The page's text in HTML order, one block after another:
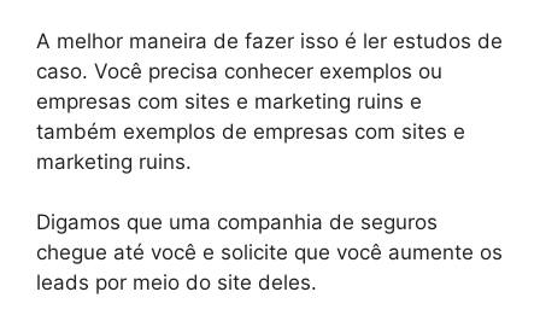
A melhor maneira de fazer isso é ler estudos de
caso. Você precisa conhecer exemplos ou
empresas com sites e marketing ruins e
também exemplos de empresas com sites e
marketing ruins.
Digamos que uma companhia de seguros
chegue até você e solicite que você aumente os
leads por meio do site deles.